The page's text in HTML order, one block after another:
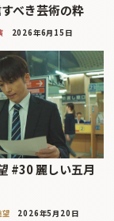
べき芸術の粋
2026年6月15日
#30 麗しい五月
望 2026年5月20日